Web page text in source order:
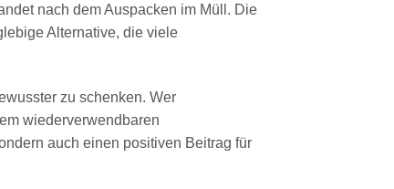
nach dem Auspacken im Müll. Die
Alternative, die viele
zu schenken. Wer
wiederverwendbaren
auch einen positiven Beitrag für